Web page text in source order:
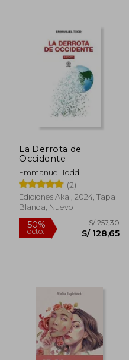
55%
dcto.
55%
dcto.
S/ 280,71
S/ 126,32
La Derrota de
Occidente
Emmanuel Todd
(2)
Ediciones Akal, 2024, Tapa
Blanda, Nuevo